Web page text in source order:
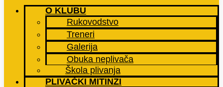
O KLUBU
Rukovodstvo
Treneri
Galerija
Obuka neplivača
Škola plivanja
PLIVAČKI MITINZI